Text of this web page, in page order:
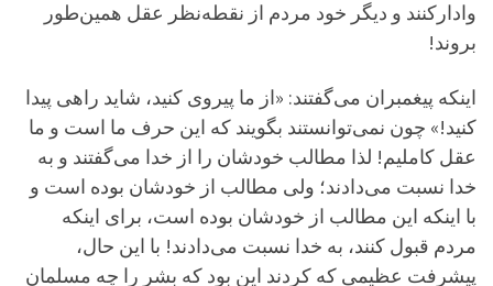
وادارکنند و دیگر خود مردم از نقطه‌نظر عقل همین‌طور
بروند!
اینکه پیغمبران می‌گفتند: «از ما پیروی کنید، شاید راهی پیدا
کنید!» چون نمی‌توانستند بگویند که این حرف ما است و ما
عقل کاملیم! لذا مطالب خودشان را از خدا می‌گفتند و به
خدا نسبت می‌دادند؛ ولی مطالب از خودشان بوده است و
با اینکه این مطالب از خودشان بوده است، برای اینکه
مردم قبول کنند، به خدا نسبت می‌دادند! با این حال،
پیشرفت عظیمی که کردند این بود که بشر را چه مسلمان